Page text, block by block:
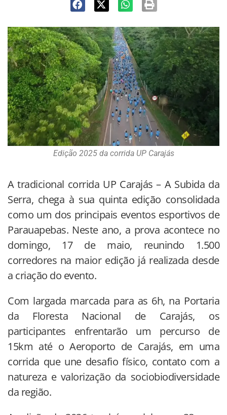
Edição 2025 da corrida UP Carajás
A tradicional corrida UP Carajás – A Subida da
Serra, chega à sua quinta edição consolidada
como um dos principais eventos esportivos de
Parauapebas. Neste ano, a prova acontece no
domingo, 17 de maio, reunindo 1.500
corredores na maior edição já realizada desde
a criação do evento.
Com largada marcada para as 6h, na Portaria
da Floresta Nacional de Carajás, os
participantes enfrentarão um percurso de
15km até o Aeroporto de Carajás, em uma
corrida que une desafio físico, contato com a
natureza e valorização da sociobiodiversidade
da região.